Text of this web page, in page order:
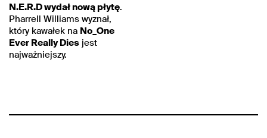
N.E.R.D wydał nową płytę.
Pharrell Williams wyznał,
który kawałek na No_One
Ever Really Dies jest
najważniejszy.